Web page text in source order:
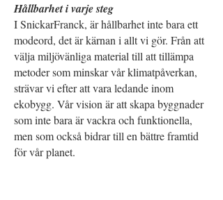
Hållbarhet i varje steg
I SnickarFranck, är hållbarhet inte bara ett
modeord, det är kärnan i allt vi gör. Från att
välja miljövänliga material till att tillämpa
metoder som minskar vår klimatpåverkan,
strävar vi efter att vara ledande inom
ekobygg. Vår vision är att skapa byggnader
som inte bara är vackra och funktionella,
men som också bidrar till en bättre framtid
för vår planet.